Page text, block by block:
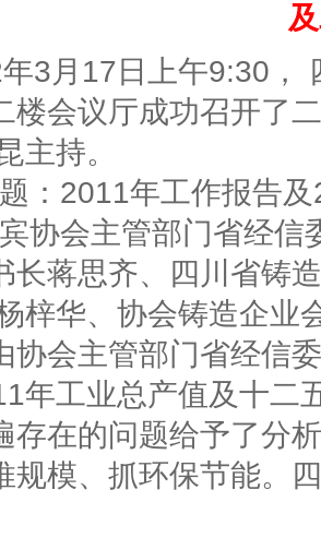
及二
3月17日上午9:30，
楼会议厅成功召开了
主持。
2011年工作报告及
会主管部门省经信
长蒋思齐、四川省铸
梓华、协会铸造企业
主管部门省经信委
年工业总产值及十二
存在的问题给予了分
规模、抓环保节能。